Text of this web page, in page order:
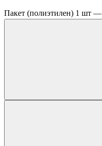
Пакет (полиэтилен) 1 шт —